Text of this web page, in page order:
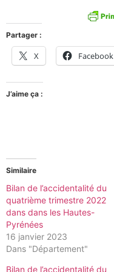
Partager :
X Facebook
J’aime ça :
Similaire
Bilan de l’accidentalité du
quatrième trimestre 2022
dans dans les Hautes-
Pyrénées
16 janvier 2023
Dans "Département"
Bilan de l’accidentalité du